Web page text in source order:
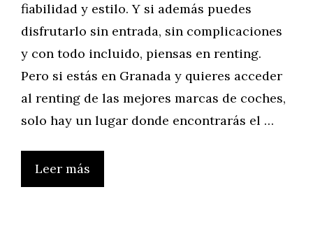
fiabilidad y estilo. Y si además puedes
disfrutarlo sin entrada, sin complicaciones
y con todo incluido, piensas en renting.
Pero si estás en Granada y quieres acceder
al renting de las mejores marcas de coches,
solo hay un lugar donde encontrarás el …
Leer más